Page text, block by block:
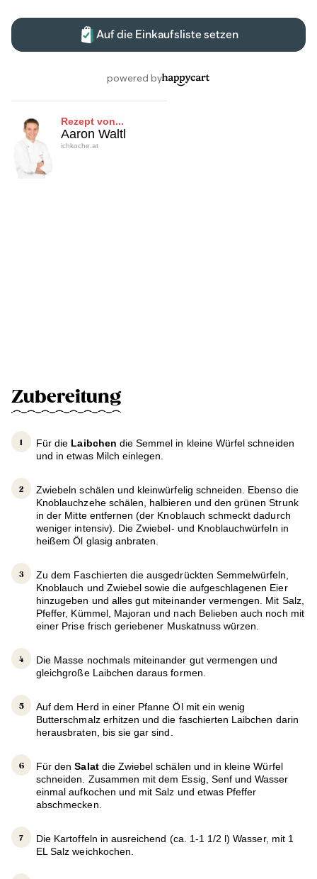
Rezept von...
Aaron Waltl
ichkoche.at
Zubereitung
Für die Laibchen die Semmel in kleine Würfel schneiden
und in etwas Milch einlegen.
Zwiebeln schälen und kleinwürfelig schneiden. Ebenso die
Knoblauchzehe schälen, halbieren und den grünen Strunk
in der Mitte entfernen (der Knoblauch schmeckt dadurch
weniger intensiv). Die Zwiebel- und Knoblauchwürfeln in
heißem Öl glasig anbraten.
Zu dem Faschierten die ausgedrückten Semmelwürfeln,
Knoblauch und Zwiebel sowie die aufgeschlagenen Eier
hinzugeben und alles gut miteinander vermengen. Mit Salz,
Pfeffer, Kümmel, Majoran und nach Belieben auch noch mit
einer Prise frisch geriebener Muskatnuss würzen.
Die Masse nochmals miteinander gut vermengen und
gleichgroße Laibchen daraus formen.
Auf dem Herd in einer Pfanne Öl mit ein wenig
Butterschmalz erhitzen und die faschierten Laibchen darin
herausbraten, bis sie gar sind.
Für denSalatdie Zwiebel schälen und in kleine Würfel
schneiden. Zusammen mit dem Essig, Senf und Wasser
einmal aufkochen und mit Salz und etwas Pfeffer
abschmecken.
Die Kartoffeln in ausreichend (ca. 1-1 1/2 l) Wasser, mit 1
EL Salz weichkochen.